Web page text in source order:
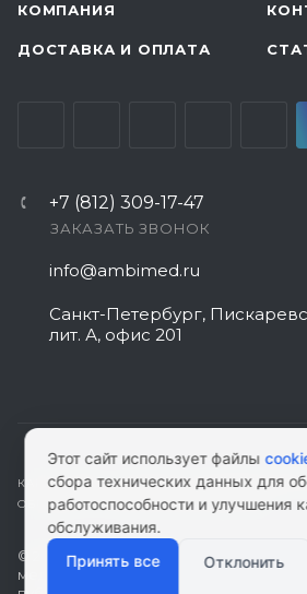
вам.
вас
КОМПАНИЯ
ДОСТАВКА И ОПЛАТА
+7 (812) 309-17-47
ЗАКАЗАТЬ ЗВОНОК
info@ambimed.ru
Санкт-Петербург,
лит. А, офис 201
КАРТА САЙТА|ПОЛИТИКА
ОБРАБОТКУ ПЕРСОНАЛЬНЫХ ДАННЫХ
© 2026 ambimed.ru - Медицинское
медтехника. Информация на этом
Этот сайт использует файлы
сбора технических данных для
работоспособности и улучшения
обслуживания.
Принять все
Отклонить